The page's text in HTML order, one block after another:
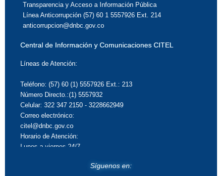
Transparencia y Acceso a Información Pública
Línea Anticorrupción (57) 60 1 5557926 Ext. 214
anticorrupcion@dnbc.gov.co
Central de Información y Comunicaciones CITEL
Líneas de Atención:
Teléfono: (57) 60 (1) 5557926 Ext.: 213
Número Directo.:(1) 5557932
Celular: 322 347 2150 - 3228662949
Correo electrónico:
citel@dnbc.gov.co
Horario de Atención:
Lunes a viernes 24/7
Síguenos en: